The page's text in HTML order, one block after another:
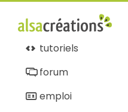
tutoriels
forum
emploi